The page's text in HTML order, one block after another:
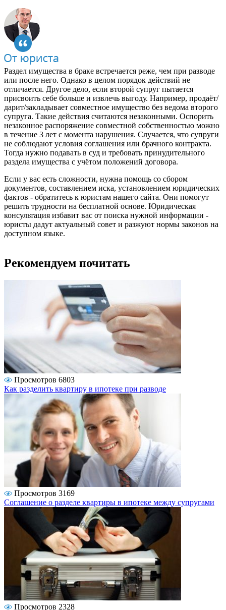
Раздел имущества в браке встречается реже, чем при разводе
или после него. Однако в целом порядок действий не
отличается. Другое дело, если второй супруг пытается
присвоить себе больше и извлечь выгоду. Например, продаёт/
дарит/закладывает совместное имущество без ведома второго
супруга. Такие действия считаются незаконными. Оспорить
незаконное распоряжение совместной собственностью можно
в течение 3 лет с момента нарушения. Случается, что супруги
не соблюдают условия соглашения или брачного контракта.
Тогда нужно подавать в суд и требовать принудительного
раздела имущества с учётом положений договора.
Если у вас есть сложности, нужна помощь со сбором
документов, составлением иска, установлением юридических
фактов - обратитесь к юристам нашего сайта. Они помогут
решить трудности на бесплатной основе. Юридическая
консультация избавит вас от поиска нужной информации -
юристы дадут актуальный совет и разжуют нормы законов на
доступном языке.
Рекомендуем почитать
Просмотров 6803
Как разделить квартиру в ипотеке при разводе
Просмотров 3169
Соглашение о разделе квартиры в ипотеке между супругами
Просмотров 2328